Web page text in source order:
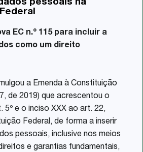
Share
pessoais na
EC n.º 115 para incluir a
como um direito
a Emenda à Constituição
de 2019) que acrescentou o
5º e o inciso XXX ao art. 22,
Federal, de forma a inserir
pessoais, inclusive nos meios
e garantias fundamentais,